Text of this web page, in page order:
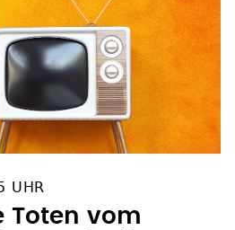
UHR
Toten vom